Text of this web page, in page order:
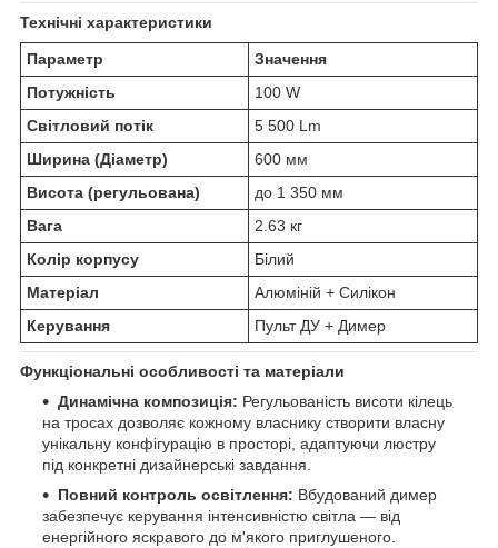
Технічні характеристики
Параметр
Значення
Потужність
100 W
Світловий потік
5 500 Lm
Ширина (Діаметр)
600 мм
Висота (регульована)
до 1 350 мм
Вага
2.63 кг
Колір корпусу
Білий
Матеріал
Алюміній + Силікон
Керування
Пульт ДУ + Димер
Функціональні особливості та матеріали
Динамічна композиція: Регульованість висоти кілець
на тросах дозволяє кожному власнику створити власну
унікальну конфігурацію в просторі, адаптуючи люстру
під конкретні дизайнерські завдання.
Повний контроль освітлення: Вбудований димер
забезпечує керування інтенсивністю світла — від
енергійного яскравого до м'якого приглушеного.